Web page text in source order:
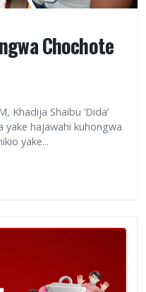
Chochote
Khadija Shaibu ‘Dida’
yake hajawahi kuhongwa
yake...